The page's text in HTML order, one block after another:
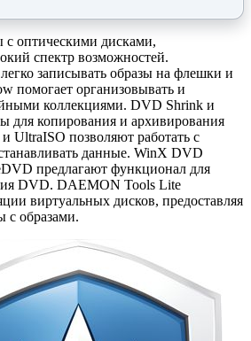
оптическими дисками,
спектр возможностей.
записывать образы на флешки и
помогает организовывать и
коллекциями. DVD Shrink и
для копирования и архивирования
UltraISO позволяют работать с
данные. WinX DVD
предлагают функционал для
DVD. DAEMON Tools Lite
виртуальных дисков, предоставляя
с образами.